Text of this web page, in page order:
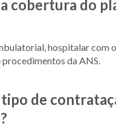
cobertura do
hospitalar com
da ANS.
de